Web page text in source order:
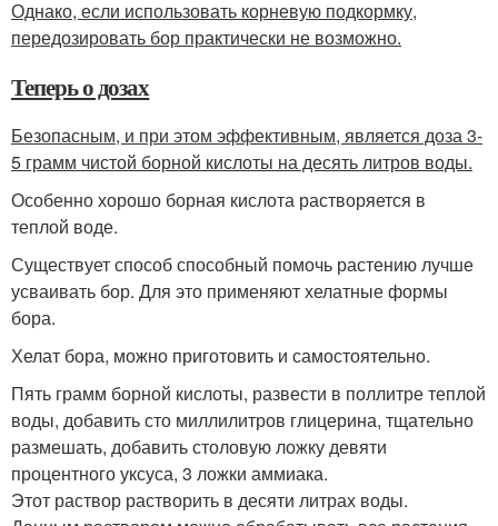
Однако, если использовать корневую подкормку,
передозировать бор практически не возможно.
Теперь о дозах
Безопасным, и при этом эффективным, является доза 3-
5 грамм чистой борной кислоты на десять литров воды.
Особенно хорошо борная кислота растворяется в
теплой воде.
Существует способ способный помочь растению лучше
усваивать бор. Для это применяют хелатные формы
бора.
Хелат бора, можно приготовить и самостоятельно.
Пять грамм борной кислоты, развести в поллитре теплой
воды, добавить сто миллилитров глицерина, тщательно
размешать, добавить столовую ложку девяти
процентного уксуса, 3 ложки аммиака.
Этот раствор растворить в десяти литрах воды.